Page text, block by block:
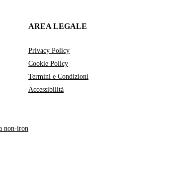
non-iron
AREA LEGALE
Privacy Policy
Cookie Policy
Termini e Condizioni
Accessibilità